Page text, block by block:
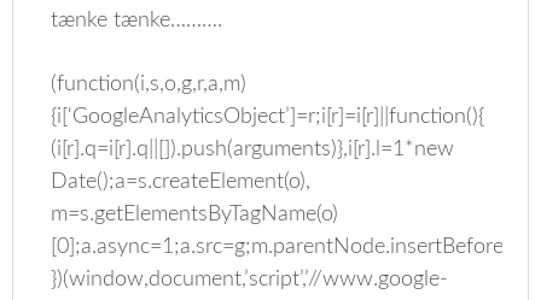
tænke tænke……….
(function(i,s,o,g,r,a,m)
{i[‘GoogleAnalyticsObject’]=r;i[r]=i[r]||function(){
(i[r].q=i[r].q||[]).push(arguments)},i[r].l=1*new
Date();a=s.createElement(o),
m=s.getElementsByTagName(o)
})(window,document,’script’,’//www.google-